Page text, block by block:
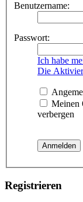
Benutzername:
Passwort:
Ich habe
Die
Meinen
verbergen
Registrieren